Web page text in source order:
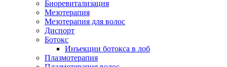
Биоревитализация
Мезотерапия
Мезотерапия для волос
Диспорт
Ботокс
Инъекции ботокса в лоб
Плазмотерапия